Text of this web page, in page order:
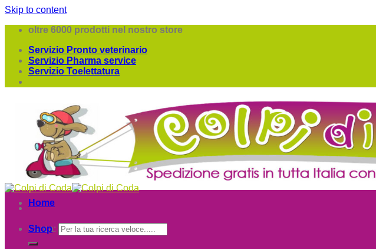
Skip to content
oltre 6000 prodotti nel nostro store
Servizio Pronto veterinario
Servizio Pharma service
Servizio Toelettatura
Cerca:
Home
Shop